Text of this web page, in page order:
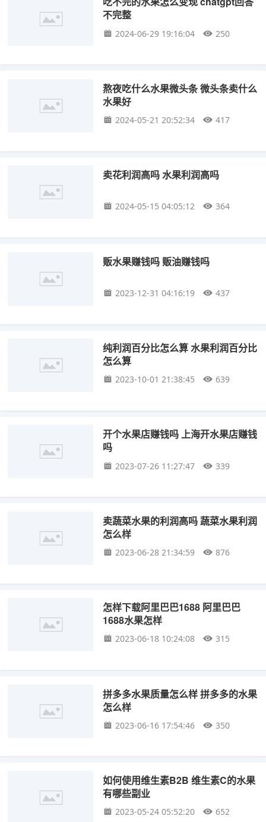
不完整
2024-06-29 19:16:04 250
熬夜吃什么水果微头条 微头条卖什么
水果好
2024-05-21 20:52:34 417
卖花利润高吗 水果利润高吗
2024-05-15 04:05:12 364
贩水果赚钱吗 贩油赚钱吗
2023-12-31 04:16:19 437
纯利润百分比怎么算 水果利润百分比
怎么算
2023-10-01 21:38:45 639
开个水果店赚钱吗 上海开水果店赚钱
吗
2023-07-26 11:27:47 339
卖蔬菜水果的利润高吗 蔬菜水果利润
怎么样
2023-06-28 21:34:59 876
怎样下载阿里巴巴1688 阿里巴巴
1688水果怎样
2023-06-18 10:24:08 315
拼多多水果质量怎么样 拼多多的水果
怎么样
2023-06-16 17:54:46 350
如何使用维生素B2B 维生素C的水果
有哪些副业
2023-05-24 05:52:20 652